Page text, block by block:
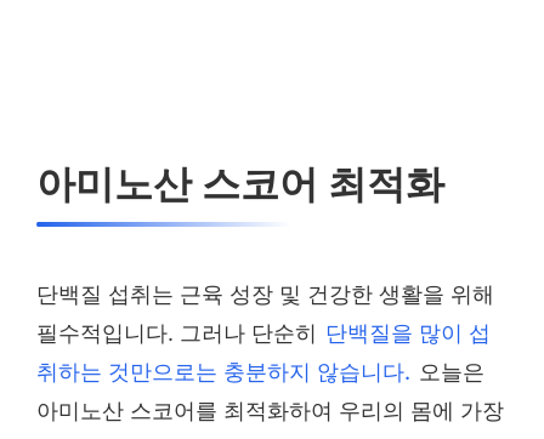
아미노산 스코어 최적화
단백질 섭취는 근육 성장 및 건강한 생활을 위해
필수적입니다. 그러나 단순히 단백질을 많이 섭
취하는 것만으로는 충분하지 않습니다. 오늘은
아미노산 스코어를 최적화하여 우리의 몸에 가장